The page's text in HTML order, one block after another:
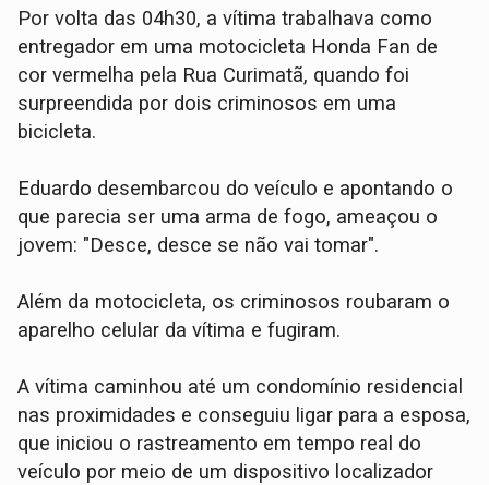
​Por volta das 04h30, a vítima trabalhava como
entregador em uma motocicleta Honda Fan de
cor vermelha pela Rua Curimatã, quando foi
surpreendida por dois criminosos em uma
bicicleta.
Eduardo desembarcou do veículo e apontando o
que parecia ser uma arma de fogo, ameaçou o
jovem: "Desce, desce se não vai tomar".
Além da motocicleta, os criminosos roubaram o
aparelho celular da vítima e fugiram.
​A vítima caminhou até um condomínio residencial
nas proximidades e conseguiu ligar para a esposa,
que iniciou o rastreamento em tempo real do
veículo por meio de um dispositivo localizador